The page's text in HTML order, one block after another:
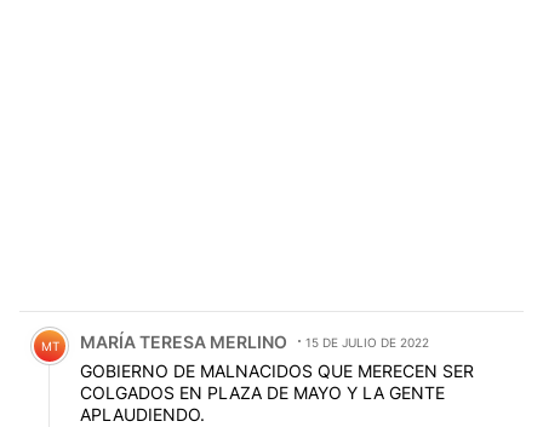
Comentario de MARÍA TERESA MERLINO.
MT MARÍA TERESA MERLINO 15 DE JULIO DE 2022
GOBIERNO DE MALNACIDOS QUE MERECEN SER
COLGADOS EN PLAZA DE MAYO Y LA GENTE
APLAUDIENDO.